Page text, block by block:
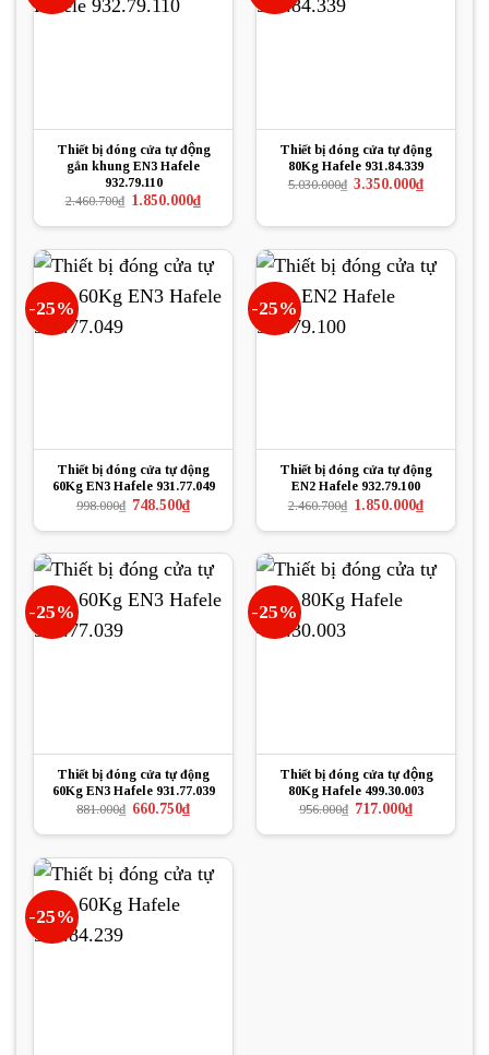
Thiết bị đóng cửa tự động
gắn khung EN3 Hafele
932.79.110
2.460.700₫ Giá
là:
1.850.000₫Giá
hiện
tại
1.850.000₫.
Thiết bị đóng cửa tự động
80Kg Hafele 931.84.339
5.030.000₫ Giá
3.350.000₫Giá
hiện
-25%
Thiết bị đóng cửa tự động
60Kg EN3 Hafele 931.77.049
998.000₫ Giá
là:
748.500₫Giá
hiện
tại
748.500₫.
-25%
Thiết bị đóng cửa tự động
EN2 Hafele 932.79.100
2.460.700₫ Giá
là:
1.850.000₫Giá
hiện
tại
1.850.000₫.
-25%
Thiết bị đóng cửa tự động
60Kg EN3 Hafele 931.77.039
881.000₫ Giá
là:
660.750₫Giá
hiện
tại
660.750₫.
-25%
Thiết bị đóng cửa tự động
80Kg Hafele 499.30.003
956.000₫ Giá
là:
717.000₫Giá
hiện
tại
-25%